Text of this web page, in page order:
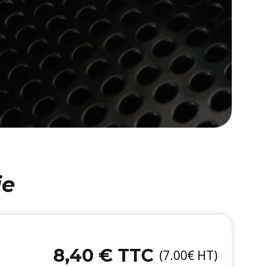
8,40 € TTC (7.00€ HT)